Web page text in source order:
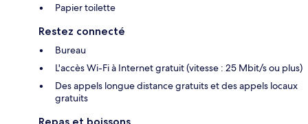
Papier toilette
Restez connecté
Bureau
L'accès Wi-Fi à Internet gratuit (vitesse : 25 Mbit/s ou plus)
Des appels longue distance gratuits et des appels locaux
gratuits